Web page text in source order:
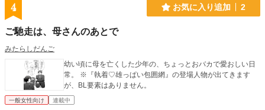
4 お気に入り追加 2
ご馳走は、母さんのあとで
みたらしだんご
幼い頃に母を亡くした少年の、ちょっとおバカで愛おしい日
常。 ※『執着♡雄っぱい包囲網』の登場人物が出てきます
が、BL要素はありません。
一般女性向け 連載中